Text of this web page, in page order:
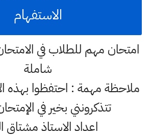
الاستفهام
امتحان مهم للطلاب في
شاملة
ملاحظة مهمة : احتفظوا بهذه
تتذكرونني بخير في
اعداد الاستاذ مشتاق